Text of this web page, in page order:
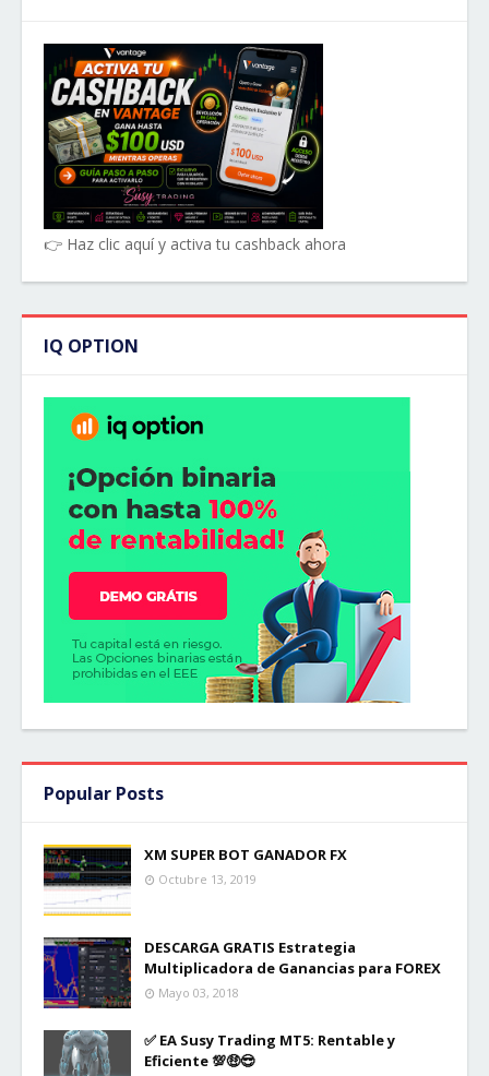
👉 Haz clic aquí y activa tu cashback ahora
IQ OPTION
Popular Posts
XM SUPER BOT GANADOR FX
Octubre 13, 2019
DESCARGA GRATIS Estrategia
Multiplicadora de Ganancias para FOREX
Mayo 03, 2018
✅ EA Susy Trading MT5: Rentable y
Eficiente 💯🤑😎